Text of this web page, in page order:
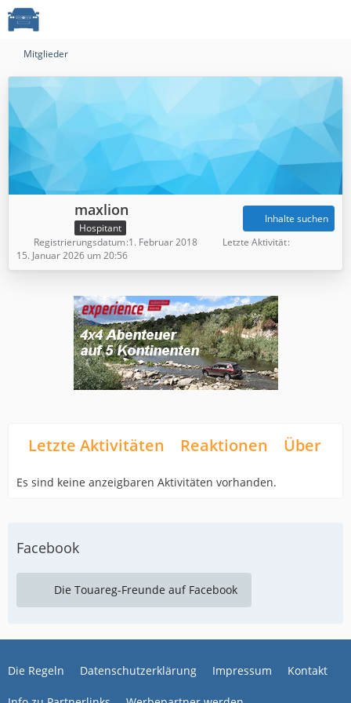
Mitglieder
maxlion
Hospitant
Inhalte suchen
Registrierungsdatum 1. Februar 2018
Letzte Aktivität
15. Januar 2026 um 20:56
Letzte Aktivitäten Reaktionen Über
Es sind keine anzeigbaren Aktivitäten vorhanden.
Facebook
Die Touareg-Freunde auf Facebook
Die Regeln Datenschutzerklärung Impressum Kontakt